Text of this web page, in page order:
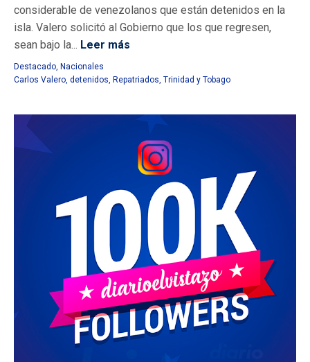
considerable de venezolanos que están detenidos en la
isla. Valero solicitó al Gobierno que los que regresen,
sean bajo la... Leer más
Destacado Nacionales
Carlos Valero detenidos Repatriados Trinidad y Tobago